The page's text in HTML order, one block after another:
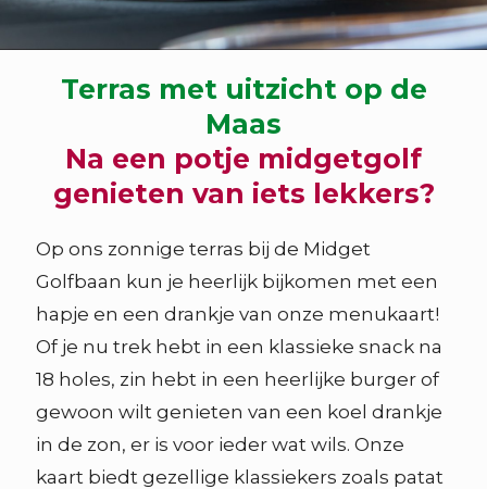
Terras met uitzicht op de
Maas
Na een potje midgetgolf
genieten van iets lekkers?
Op ons zonnige terras bij de Midget
Golfbaan kun je heerlijk bijkomen met een
hapje en een drankje van onze menukaart!
Of je nu trek hebt in een klassieke snack na
18 holes, zin hebt in een heerlijke burger of
gewoon wilt genieten van een koel drankje
in de zon, er is voor ieder wat wils. Onze
kaart biedt gezellige klassiekers zoals patat